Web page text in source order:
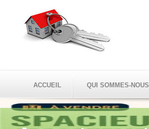
ACCUEIL QUI SOMMES-NOUS